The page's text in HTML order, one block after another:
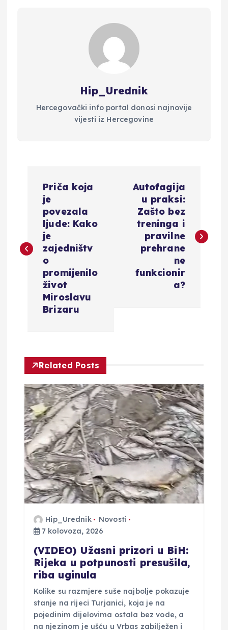
Hip_Urednik
Hercegovački info portal donosi najnovije
vijesti iz Hercegovine
i
a
o
b
a
Priča koja
je
povezala
ljude: Kako
je
zajedništv
o
promijenilo
život
Miroslavu
Brizaru
Autofagija
u praksi:
Zašto bez
treninga i
pravilne
prehrane
ne
funkcionir
a?
Related Posts
Hip_Urednik
Novosti
7 kolovoza, 2026
(VIDEO) Užasni prizori u BiH:
Rijeka u potpunosti presušila,
riba uginula
Kolike su razmjere suše najbolje pokazuje
stanje na rijeci Turjanici, koja je na
pojedinim dijelovima ostala bez vode, a
na njezinom je ušću u Vrbas zabilježen i